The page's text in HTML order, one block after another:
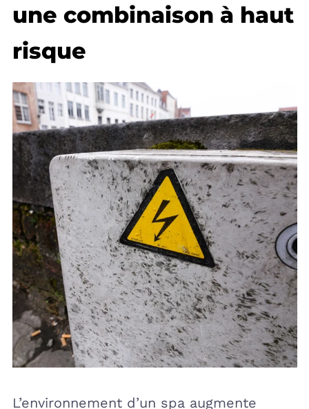
une combinaison à haut
risque
L’environnement d’un spa augmente